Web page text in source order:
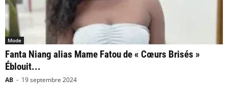
Mode
Fanta Niang alias Mame Fatou de « Cœurs Brisés »
Éblouit...
AB - 19 septembre 2024